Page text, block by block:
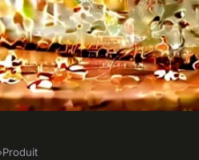
›Produit